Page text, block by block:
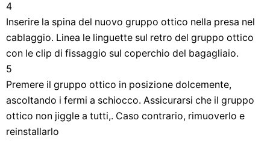
4
Inserire la spina del nuovo gruppo ottico nella presa nel
cablaggio. Linea le linguette sul retro del gruppo ottico
con le clip di fissaggio sul coperchio del bagagliaio.
5
Premere il gruppo ottico in posizione dolcemente,
ascoltando i fermi a schiocco. Assicurarsi che il gruppo
ottico non jiggle a tutti,. Caso contrario, rimuoverlo e
reinstallarlo